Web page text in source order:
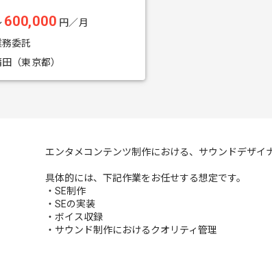
600,000 円／月
務委託
（東京都）
エンタメコンテンツ制作における、サウンドデザイ
具体的には、下記作業をお任せする想定です。
・SE制作
・SEの実装
・ボイス収録
・サウンド制作におけるクオリティ管理